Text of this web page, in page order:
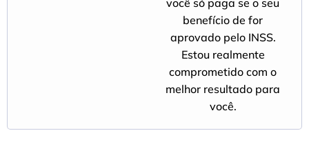
benefício de for
aprovado pelo INSS.
Estou realmente
comprometido com o
melhor resultado para
você.